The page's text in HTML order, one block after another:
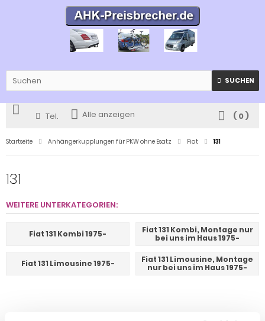
SUCHEN
Tel. Alle anzeigen ( 0)
Startseite Anhängerkupplungen für PKW ohne Esatz Fiat 131
131
WEITERE UNTERKATEGORIEN:
Fiat 131 Kombi 1975-
Fiat 131 Kombi, Montage nur
bei uns im Haus 1975-
Fiat 131 Limousine 1975-
Fiat 131 Limousine, Montage
nur bei uns im Haus 1975-